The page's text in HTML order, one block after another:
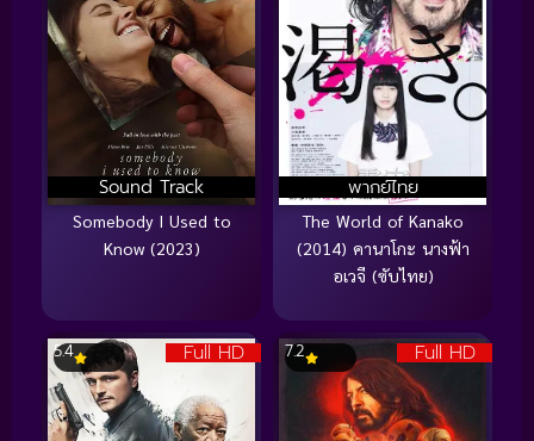
Sound Track
Somebody I Used to
Know (2023)
พากย์ไทย
The World of Kanako
(2014) คานาโกะ นางฟ้า
อเวจี (ซับไทย)
Full HD
5.4 Full HD
7.2